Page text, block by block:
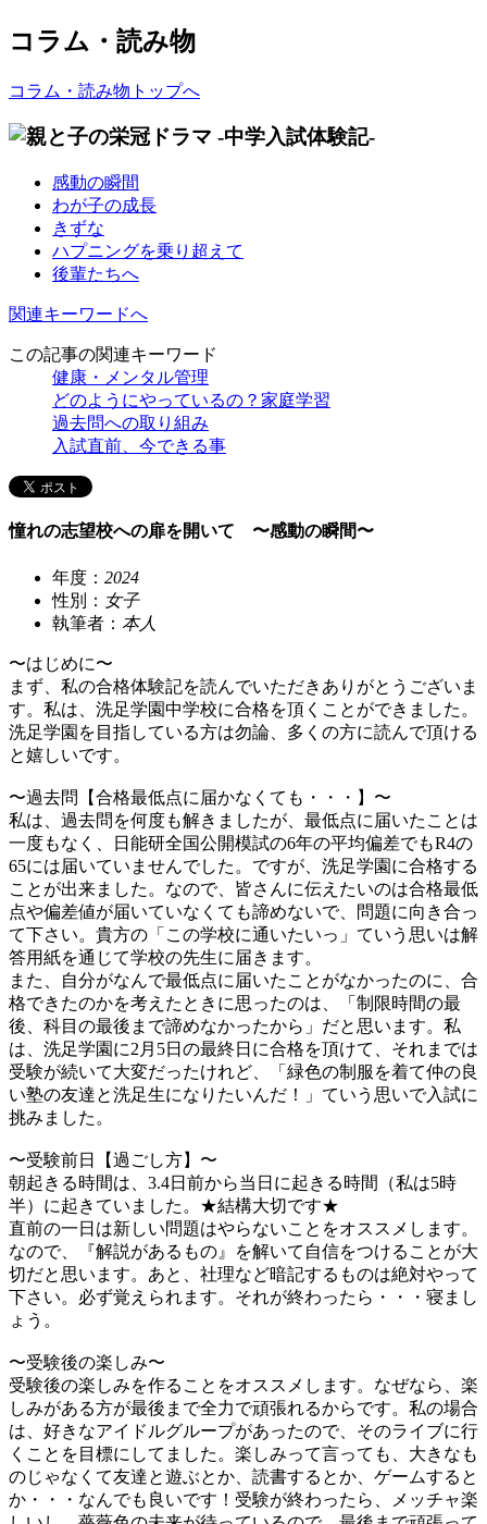
コラム・読み物
コラム・読み物トップへ
感動の瞬間
わが子の成長
きずな
ハプニングを乗り超えて
後輩たちへ
関連キーワードへ
この記事の関連キーワード
健康・メンタル管理
どのようにやっているの？家庭学習
過去問への取り組み
入試直前、今できる事
憧れの志望校への扉を開いて 〜感動の瞬間〜
年度： 2024
性別： 女子
執筆者： 本人
〜はじめに〜
まず、私の合格体験記を読んでいただきありがとうございま
す。私は、洗足学園中学校に合格を頂くことができました。
洗足学園を目指している方は勿論、多くの方に読んで頂ける
と嬉しいです。
〜過去問【合格最低点に届かなくても・・・】〜
私は、過去問を何度も解きましたが、最低点に届いたことは
一度もなく、日能研全国公開模試の6年の平均偏差でもR4の
65には届いていませんでした。ですが、洗足学園に合格する
ことが出来ました。なので、皆さんに伝えたいのは合格最低
点や偏差値が届いていなくても諦めないで、問題に向き合っ
て下さい。貴方の「この学校に通いたいっ」ていう思いは解
答用紙を通じて学校の先生に届きます。
また、自分がなんで最低点に届いたことがなかったのに、合
格できたのかを考えたときに思ったのは、「制限時間の最
後、科目の最後まで諦めなかったから」だと思います。私
は、洗足学園に2月5日の最終日に合格を頂けて、それまでは
受験が続いて大変だったけれど、「緑色の制服を着て仲の良
い塾の友達と洗足生になりたいんだ！」ていう思いで入試に
挑みました。
〜受験前日【過ごし方】〜
朝起きる時間は、3.4日前から当日に起きる時間（私は5時
半）に起きていました。★結構大切です★
直前の一日は新しい問題はやらないことをオススメします。
なので、『解説があるもの』を解いて自信をつけることが大
切だと思います。あと、社理など暗記するものは絶対やって
下さい。必ず覚えられます。それが終わったら・・・寝まし
ょう。
〜受験後の楽しみ〜
受験後の楽しみを作ることをオススメします。なぜなら、楽
しみがある方が最後まで全力で頑張れるからです。私の場合
は、好きなアイドルグループがあったので、そのライブに行
くことを目標にしてました。楽しみって言っても、大きなも
のじゃなくて友達と遊ぶとか、読書するとか、ゲームすると
か・・・なんでも良いです！受験が終わったら、メッチャ楽